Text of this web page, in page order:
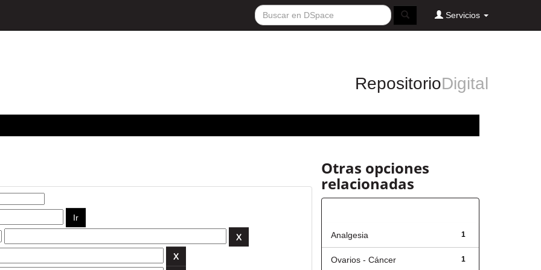
Servicios
RepositorioDigital
Otras opciones
relacionadas
1
Analgesia
1
Ovarios - Cáncer